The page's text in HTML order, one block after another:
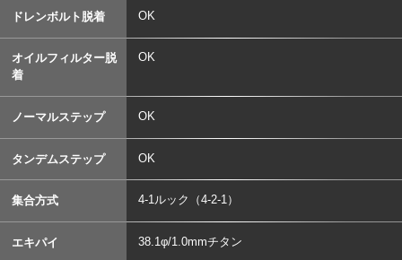
ドレンボルト脱着 OK
オイルフィルター脱
着
OK
ノーマルステップ OK
タンデムステップ OK
集合方式 4-1ルック（4-2-1）
エキパイ 38.1φ/1.0mmチタン